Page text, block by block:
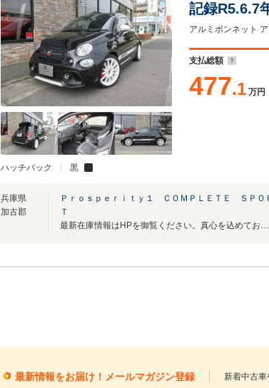
ハッチバック 黒
記録R5.6.7
支払総額
477.1 万円
兵庫県
加古郡
Ｐｒｏｓｐｅｒｉｔｙ１ ＣＯＭＰＬＥＴＥ ＳＰＯ
Ｔ
最新在庫情報はHPを御覧ください。真心を込めてお届けいたします。
最新情報をお届け！メールマガジン登録 新着中古車